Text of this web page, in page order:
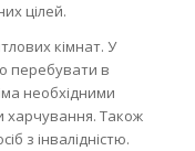
цілей.
кімнат. У
перебувати в
необхідними
харчування. Також
з інвалідністю.